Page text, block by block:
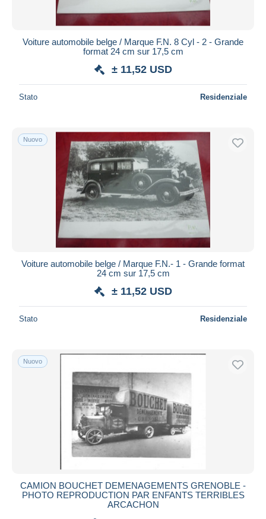
Voiture automobile belge / Marque F.N. 8 Cyl - 2 - Grande
format 24 cm sur 17,5 cm
± 11,52 USD
Stato Residenziale
Nuovo
Voiture automobile belge / Marque F.N.- 1 - Grande format
24 cm sur 17,5 cm
± 11,52 USD
Stato Residenziale
Nuovo
CAMION BOUCHET DEMENAGEMENTS GRENOBLE -
PHOTO REPRODUCTION PAR ENFANTS TERRIBLES
ARCACHON